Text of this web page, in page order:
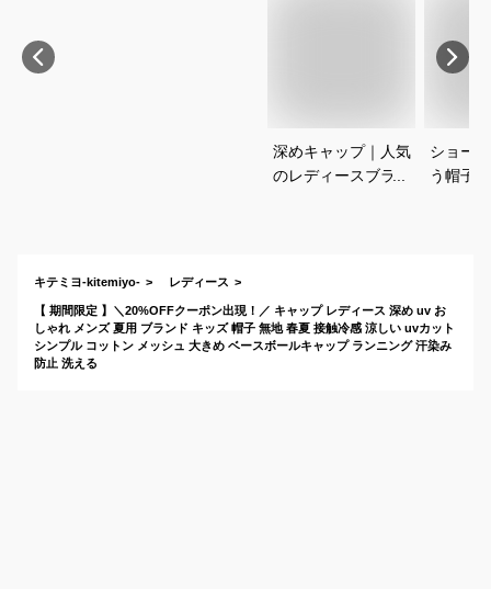
深めキャップ｜人気
のレディースブラン
ショー
う帽子
キテミヨ-kitemiyo- レディース
【 期間限定 】＼20%OFFクーポン出現！／ キャップ レディース 深め uv お
しゃれ メンズ 夏用 ブランド キッズ 帽子 無地 春夏 接触冷感 涼しい uvカット
シンプル コットン メッシュ 大きめ ベースボールキャップ ランニング 汗染み
防止 洗える